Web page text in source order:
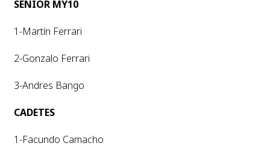
SENIOR MY10
1-Martín Ferrari
2-Gonzalo Ferrari
3-Andres Bango
CADETES
1-Facundo Camacho